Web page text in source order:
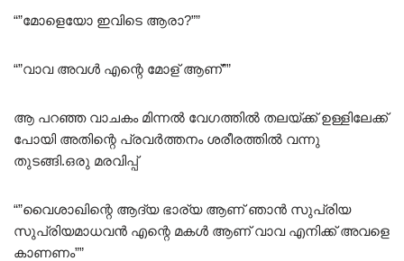
“”മോളെയോ ഇവിടെ ആരാ?””
“”വാവ അവൾ എന്റെ മോള് ആണ്””
ആ പറഞ്ഞ വാചകം മിന്നൽ വേഗത്തിൽ തലയ്ക്ക് ഉള്ളിലേക്ക്
പോയി അതിന്റെ പ്രവർത്തനം ശരീരത്തിൽ വന്നു
തുടങ്ങി.ഒരു മരവിപ്പ്
“”വൈശാഖിന്റെ ആദ്യ ഭാര്യ ആണ് ഞാൻ സുപ്രിയ
സുപ്രിയമാധവൻ എന്റെ മകൾ ആണ് വാവ എനിക്ക് അവളെ
കാണണം””